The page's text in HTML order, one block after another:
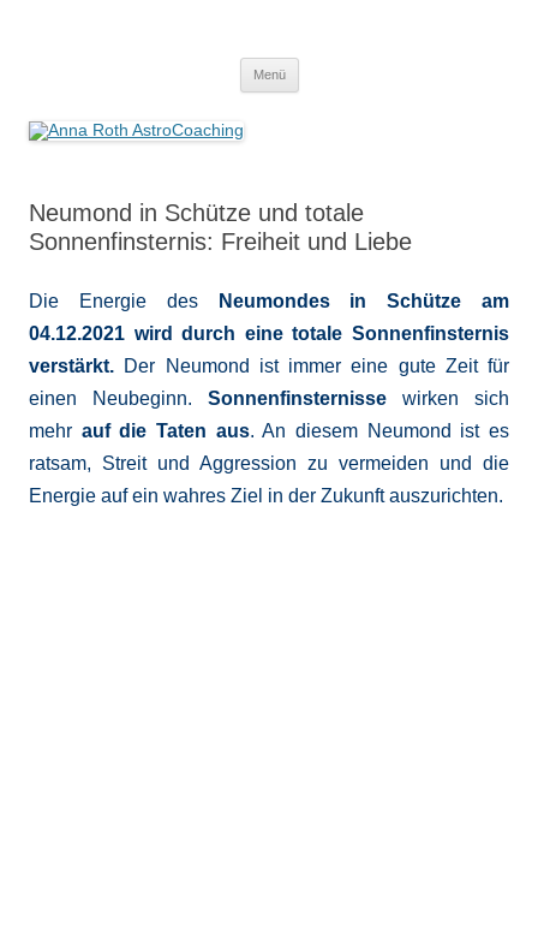
Menü
Neumond in Schütze und totale
Sonnenfinsternis: Freiheit und Liebe
Die Energie des
Neumondes in Schütze am
04.12.2021 wird durch eine totale Sonnenfinsternis
verstärkt. Der Neumond ist immer eine gute Zeit für
einen Neubeginn. Sonnenfinsternisse wirken sich
mehr auf die Taten aus. An diesem Neumond ist es
ratsam, Streit und Aggression zu vermeiden und die
Energie auf ein wahres Ziel in der Zukunft auszurichten.